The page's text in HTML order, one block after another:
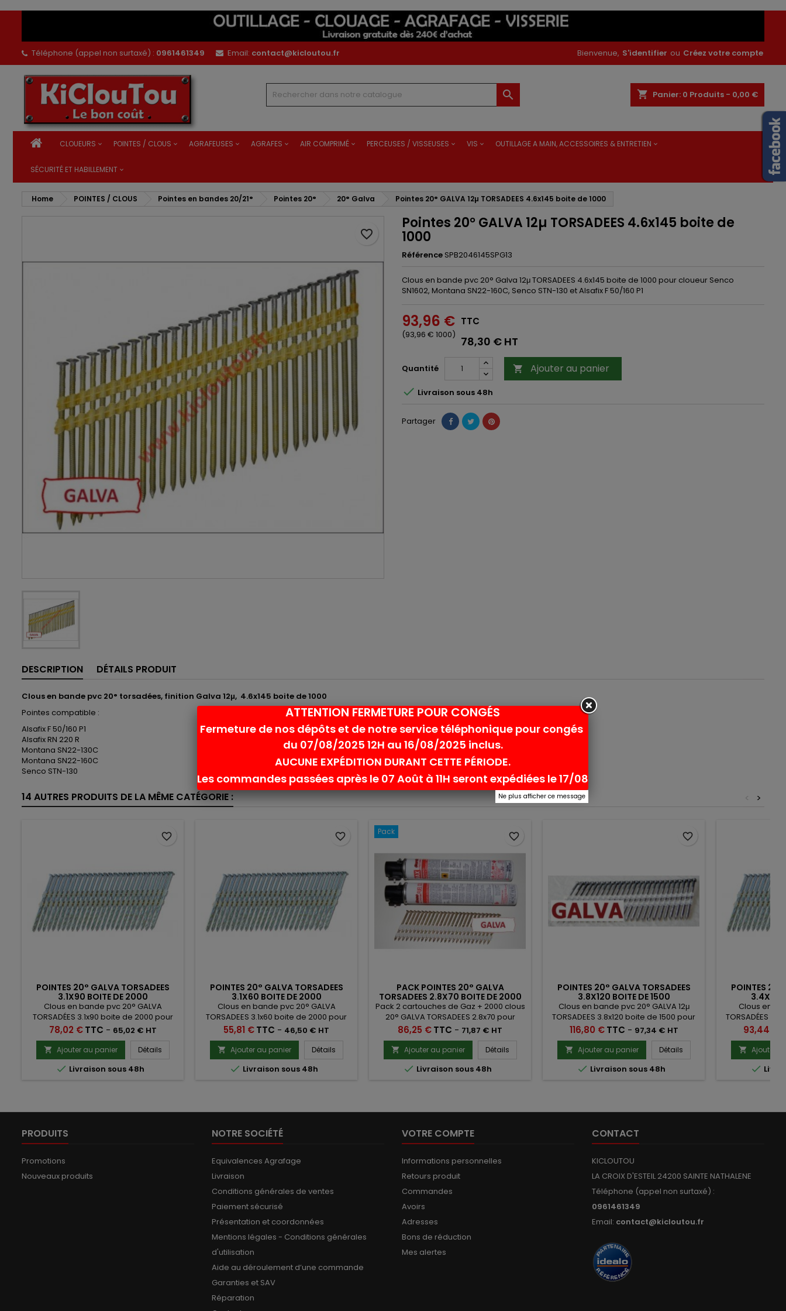
Téléphone (appel non surtaxé) : 0961461349 Email: contact@kicloutou.fr Bienvenue, S'identifier ou Créez votre compte
shopping_cart Panier: 0 Produits - 0,00 €

CLOUEURS POINTES / CLOUS AGRAFEUSES AGRAFES AIR COMPRIMÉ PERCEUSES / VISSEUSES VIS OUTILLAGE A MAIN, ACCESSOIRES & ENTRETIEN
SÉCURITÉ ET HABILLEMENT
Home POINTES / CLOUS Pointes en bandes 20/21° Pointes 20° 20° Galva Pointes 20° GALVA 12µ TORSADEES 4.6x145 boite de 1000
favorite_border
Pointes 20° GALVA 12µ TORSADEES 4.6x145 boite de
1000
Référence SPB2046145SPG13
Clous en bande pvc 20° Galva 12μ TORSADEES 4.6x145 boite de 1000 pour cloueur Senco
SN1602, Montana SN22-160C, Senco STN-130 et Alsafix F 50/160 P1
93,96 €
(93,96 € 1000)
TTC
78,30 € HT
Quantité  Ajouter au panier
 Livraison sous 48h
Partager
DESCRIPTION DÉTAILS PRODUIT
Clous en bande pvc 20° torsadées, finition Galva 12μ, 4.6x145 boite de 1000
Pointes compatible :
Alsafix F 50/160 P1
Alsafix RN 220 R
Montana SN22-130C
Montana SN22-160C
Senco STN-130
14 AUTRES PRODUITS DE LA MÊME CATÉGORIE : >
<
POINTES 20° GALVA TORSADEES
3.1X90 BOITE DE 2000
Clous en bande pvc 20° GALVA
TORSADÉES 3.1x90 boite de 2000 pour
cloueur Bostitch F21PL, Hitachi NR90GR,
Makita AN922, Max SN90
Prix
78,02 € TTC - 65,02 € HT
 Ajouter au panier Détails
 Livraison sous 48h
favorite_border
POINTES 20° GALVA TORSADEES
3.1X60 BOITE DE 2000
Clous en bande pvc 20° GALVA
TORSADEES 3.1x60 boite de 2000 pour
cloueur Bostitch F21PL, Hitachi NR90GR,
Makita AN922, Max SN90, Alsafix F 38/100
P1
Prix
55,81 €TTC - 46,50 € HT
 Ajouter au panier Détails
 Livraison sous 48h
favorite_border Pack
PACK POINTES 20° GALVA
TORSADEES 2.8X70 BOITE DE 2000
AVEC GAZ
Pack 2 cartouches de Gaz + 2000 clous
20° GALVA TORSADEES 2.8x70 pour
cloueur Hitachi NR90GR, MAX GS690RH,
Alsafix TRAK-IT 20°, Alsafix TRAK-IT W3-
21FRH.
Prix
86,25 €TTC - 71,87 € HT
 Ajouter au panier Détails
 Livraison sous 48h
favorite_border
POINTES 20° GALVA TORSADEES
3.8X120 BOITE DE 1500
Clous en bande pvc 20° GALVA 12μ
TORSADEES 3.8x120 boite de 1500 pour
cloueur Haubold RN 130 R et Senco STN-
Prix
116,80 € TTC - 97,34 € HT
 Ajouter au panier Détails
 Livraison sous 48h
favorite_border
POINTES 20°
3.4X90
Clous en
TORSADÉES
cloueur Bostitch
Prix
93,44 €
 Ajouter

PRODUITS
Promotions
Nouveaux produits
NOTRE SOCIÉTÉ
Equivalences Agrafage
Livraison
Conditions générales de ventes
Paiement sécurisé
Présentation et coordonnées
Mentions légales - Conditions générales
d'utilisation
Aide au déroulement d’une commande
Garanties et SAV
Réparation
VOTRE COMPTE
Informations personnelles
Retours produit
Commandes
Avoirs
Adresses
Bons de réduction
Mes alertes
CONTACT
KICLOUTOU
LA CROIX D'ESTEIL 24200 SAINTE NATHALENE
Téléphone (appel non surtaxé) :
0961461349
Email: contact@kicloutou.fr
ATTENTION FERMETURE POUR CONGÉS
Fermeture de nos dépôts et de notre service téléphonique pour congés
du 07/08/2025 12H au 16/08/2025 inclus.
AUCUNE EXPÉDITION DURANT CETTE PÉRIODE.
Les commandes passées après le 07 Août à 11H seront expédiées le 17/08
Ne plus afficher ce message